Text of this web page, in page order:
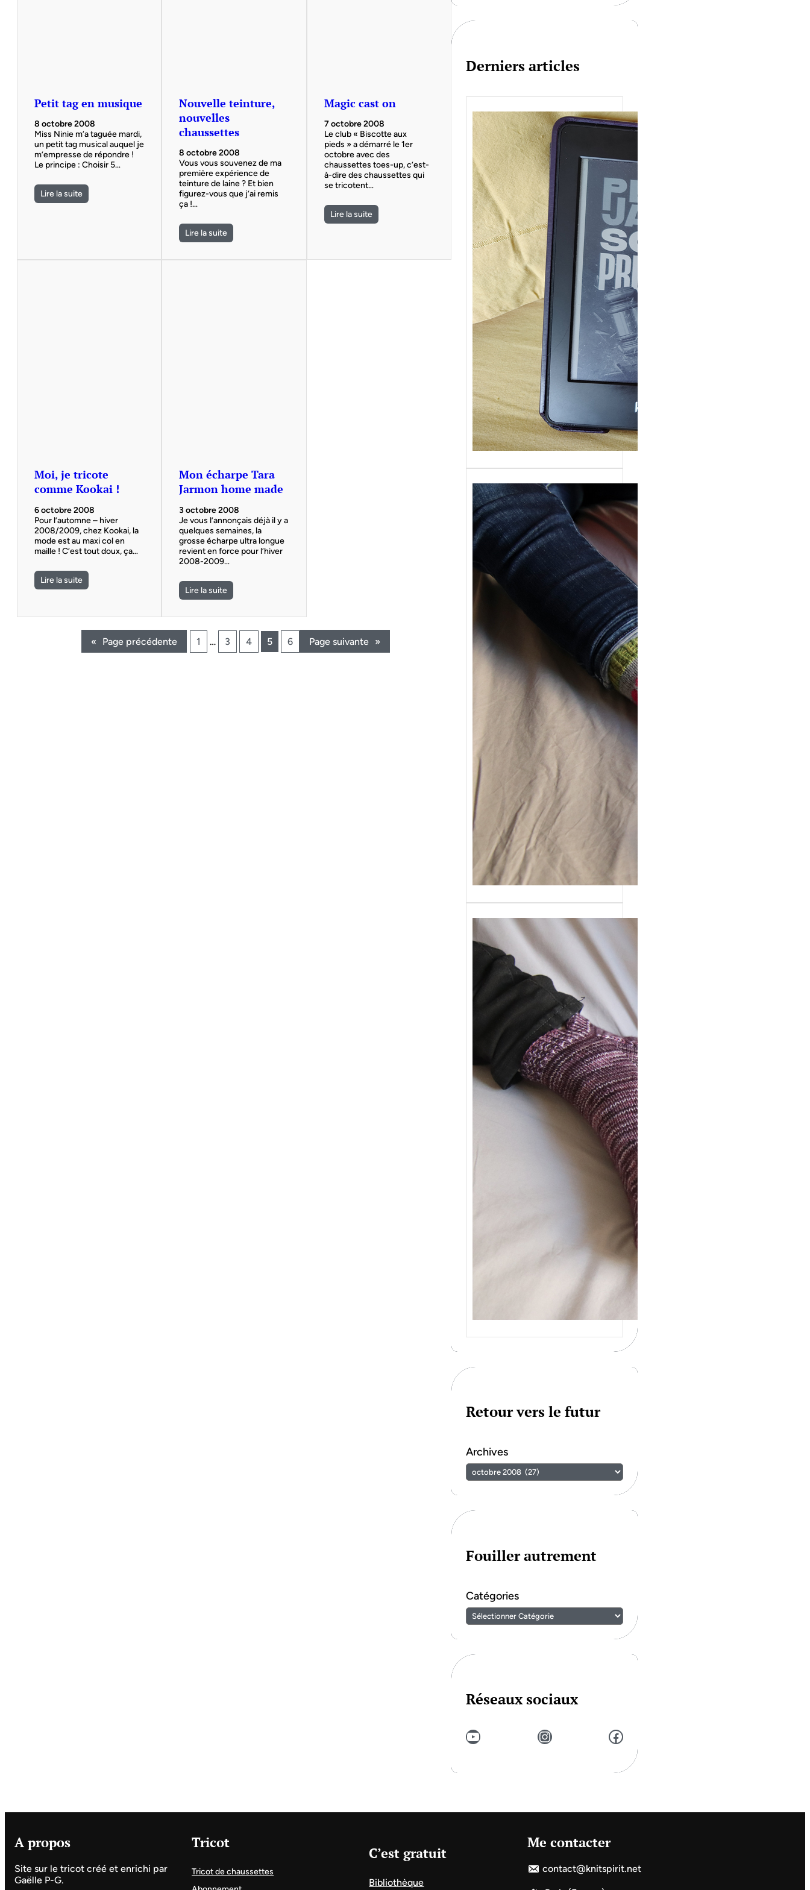
Petit tag en musique
8 octobre 2008
Miss Ninie m’a taguée mardi,
un petit tag musical auquel je
m’empresse de répondre !
Le principe : Choisir 5…
Lire la suite
Nouvelle teinture,
nouvelles
chaussettes
8 octobre 2008
Vous vous souvenez de ma
première expérience de
teinture de laine ? Et bien
figurez-vous que j’ai remis
ça !…
Lire la suite
Magic cast on
7 octobre 2008
Le club « Biscotte aux
pieds » a démarré le 1er
octobre avec des
chaussettes toes-up, c’est-
à-dire des chaussettes qui
se tricotent…
Lire la suite
Moi, je tricote
comme Kookai !
6 octobre 2008
Pour l’automne – hiver
2008/2009, chez Kookai, la
mode est au maxi col en
maille ! C’est tout doux, ça…
Lire la suite
Mon écharpe Tara
Jarmon home made
3 octobre 2008
Je vous l’annonçais déjà il y a
quelques semaines, la
grosse écharpe ultra longue
revient en force pour l’hiver
2008-2009…
Lire la suite
« Page précédente 1 … 3 4 5 6 Page suivante »
h
Derniers articles
Je bouquine #149
Sans grande surprise, j’ai
replongé dans la série
« Roy Grace »…
{Tricot} Flower
power socks
Ce patron a été
initialement créé pour
les membres de…
{Tricot} Le défi 2026
: Je tricote mes
socquettes
C’est la 4ème année
j’organise un défi de…
Retour vers le futur
Archives
Fouiller autrement
Catégories
Réseaux sociaux
YouTube Instagram Facebook
A propos
Site sur le tricot créé et enrichi par
Gaëlle P-G.
Tricot
Tricot de chaussettes
C’est gratuit
Bibliothèque
Me contacter
contact@knitspirit.net